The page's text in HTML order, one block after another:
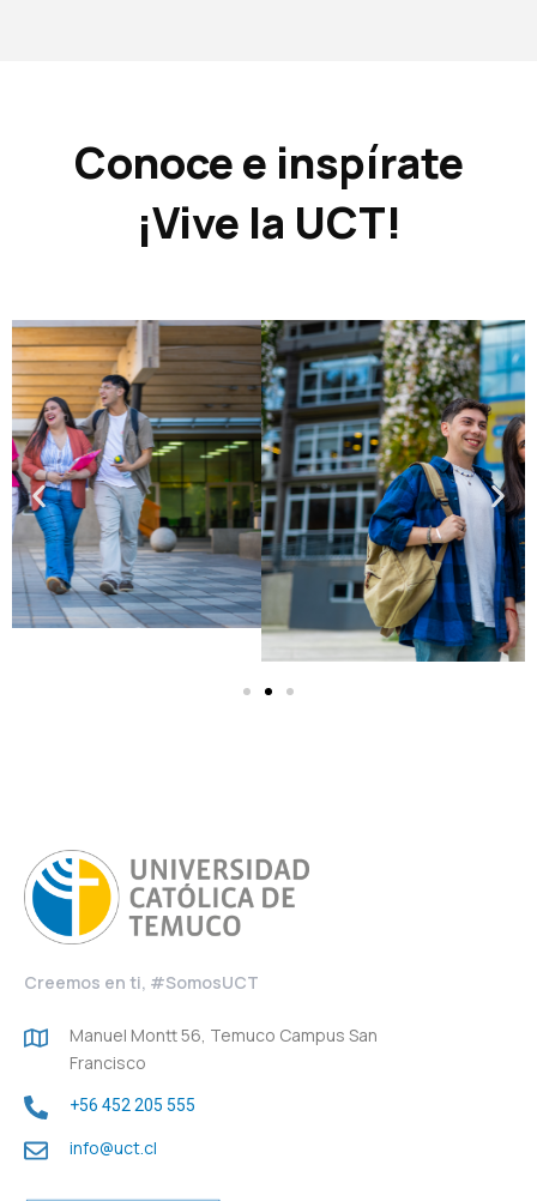
Conoce e inspírate
¡Vive la UCT!
Creemos en ti, #SomosUCT
Manuel Montt 56, Temuco Campus San
Francisco
+56 452 205 555
info@uct.cl